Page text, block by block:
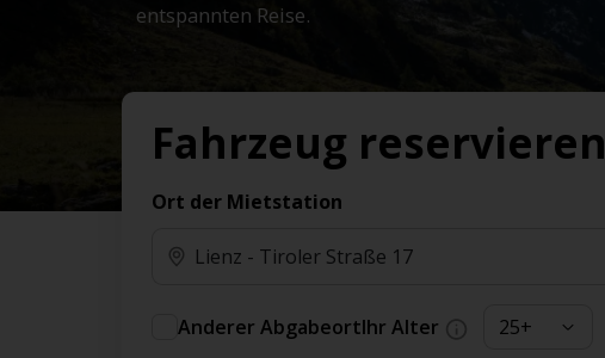
entspannten Reise.
Fahrzeug reservieren
Ort der Mietstation
Anderer AbgabeortIhr Alter